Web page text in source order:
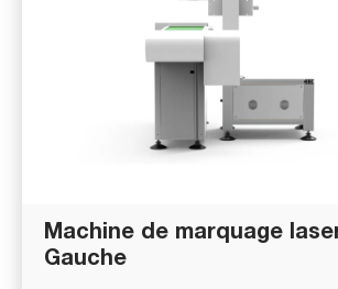
Machine de marquage
Gauche